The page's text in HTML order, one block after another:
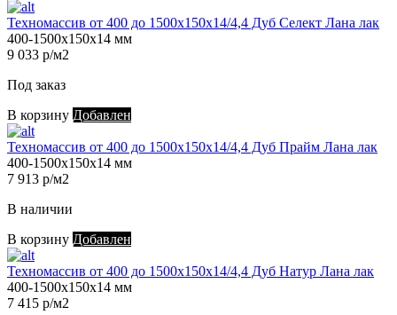
Техномассив от 400 до 1500х150х14/4,4 Дуб Селект Лана лак
400-1500х150х14 мм
9 033 р/м2
Под заказ
В корзину Добавлен
Техномассив от 400 до 1500х150х14/4,4 Дуб Прайм Лана лак
400-1500х150х14 мм
7 913 р/м2
В наличии
В корзину Добавлен
Техномассив от 400 до 1500х150х14/4,4 Дуб Натур Лана лак
400-1500х150х14 мм
7 415 р/м2